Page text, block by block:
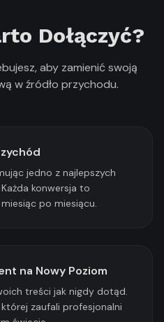
Dołączyć?
aby zamienić swoją
w źródło przychodu.
jedno z najlepszych
konwersja to
po miesiącu.
na Nowy Poziom
treści jak nigdy dotąd.
zaufali profesjonalni